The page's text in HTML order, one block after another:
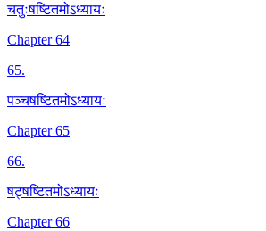
चतुःषष्टितमोऽध्यायः
Chapter 64
65.
पञ्चषष्टितमोऽध्यायः
Chapter 65
66.
षट्षष्टितमोऽध्यायः
Chapter 66